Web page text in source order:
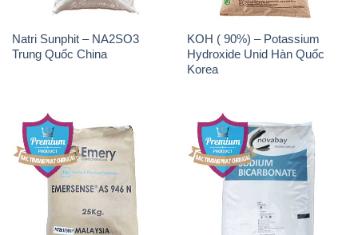
Natri Sunphit – NA2SO3
Trung Quốc China
KOH ( 90%) – Potassium
Hydroxide Unid Hàn Quốc
Korea